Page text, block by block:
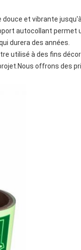
et vibrante
autocollant
durera des années.
utilisé à des fins
offrons des